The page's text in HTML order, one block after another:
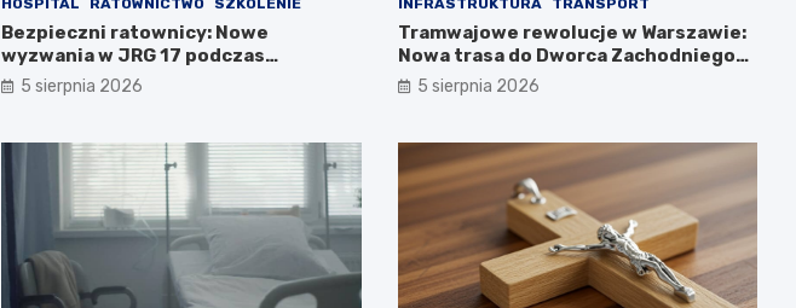
Bezpieczni ratownicy: Nowe
wyzwania w JRG 17 podczas
intensywnego szkolenia
5 sierpnia 2026
Tramwajowe rewolucje w Warszawie:
Nowa trasa do Dworca Zachodniego
już w budowie!
5 sierpnia 2026